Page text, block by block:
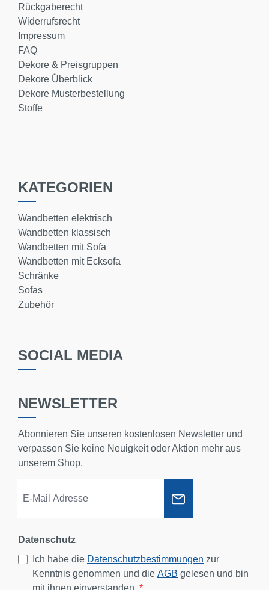
Rückgaberecht
Widerrufsrecht
Impressum
FAQ
Dekore & Preisgruppen
Dekore Überblick
Dekore Musterbestellung
Stoffe
KATEGORIEN
Wandbetten elektrisch
Wandbetten klassisch
Wandbetten mit Sofa
Wandbetten mit Ecksofa
Schränke
Sofas
Zubehör
SOCIAL MEDIA
NEWSLETTER
Abonnieren Sie unseren kostenlosen Newsletter und
verpassen Sie keine Neuigkeit oder Aktion mehr aus
unserem Shop.
Datenschutz
Ich habe die Datenschutzbestimmungen zur
Kenntnis genommen und die AGB gelesen und bin
mit ihnen einverstanden. *